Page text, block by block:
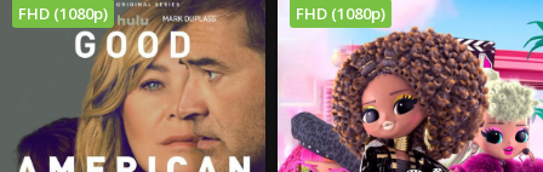
FHD (1080p) FHD (1080p)